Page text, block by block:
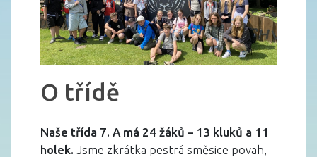
O třídě
Naše třída 7. A má 24 žáků – 13 kluků a 11
holek. Jsme zkrátka pestrá směsice povah,